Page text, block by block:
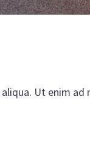
Ut enim ad